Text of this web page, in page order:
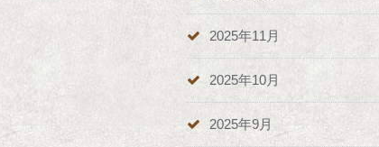
2025年11月
2025年10月
2025年9月